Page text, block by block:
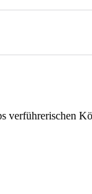
verführerischen